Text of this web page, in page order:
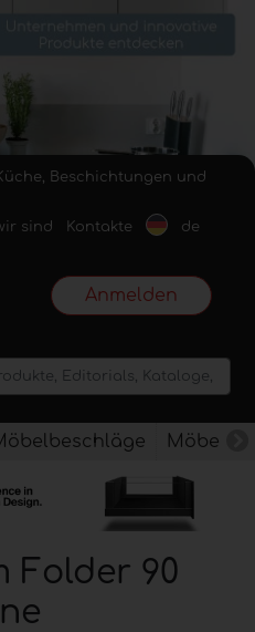
Beschichtungen und
sind Kontakte de
Anmelden
Folder 90